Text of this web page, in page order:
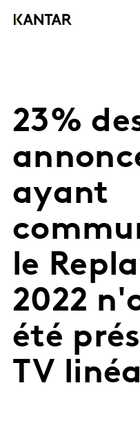
23%
ayant
le
2022
été
TV